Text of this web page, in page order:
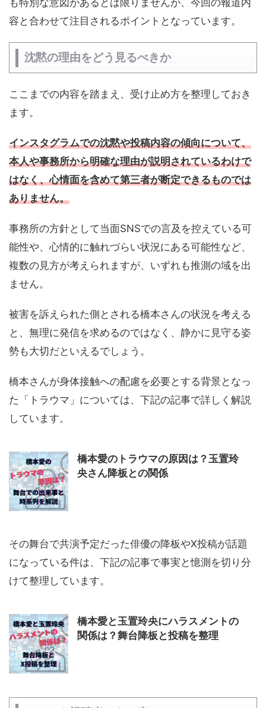
も特別な意図があるとは限りませんが、今回の報道内
容と合わせて注目されるポイントとなっています。
沈黙の理由をどう見るべきか
ここまでの内容を踏まえ、受け止め方を整理しておき
ます。
インスタグラムでの沈黙や投稿内容の傾向について、
本人や事務所から明確な理由が説明されているわけで
はなく、心情面を含めて第三者が断定できるものでは
ありません。
事務所の方針として当面SNSでの言及を控えている可
能性や、心情的に触れづらい状況にある可能性など、
複数の見方が考えられますが、いずれも推測の域を出
ません。
被害を訴えられた側とされる橋本さんの状況を考える
と、無理に発信を求めるのではなく、静かに見守る姿
勢も大切だといえるでしょう。
橋本さんが身体接触への配慮を必要とする背景となっ
た「トラウマ」については、下記の記事で詳しく解説
しています。
橋本愛のトラウマの原因は？玉置玲
央さん降板との関係
その舞台で共演予定だった俳優の降板やX投稿が話題
になっている件は、下記の記事で事実と憶測を切り分
けて整理しています。
橋本愛と玉置玲央にハラスメントの
関係は？舞台降板と投稿を整理